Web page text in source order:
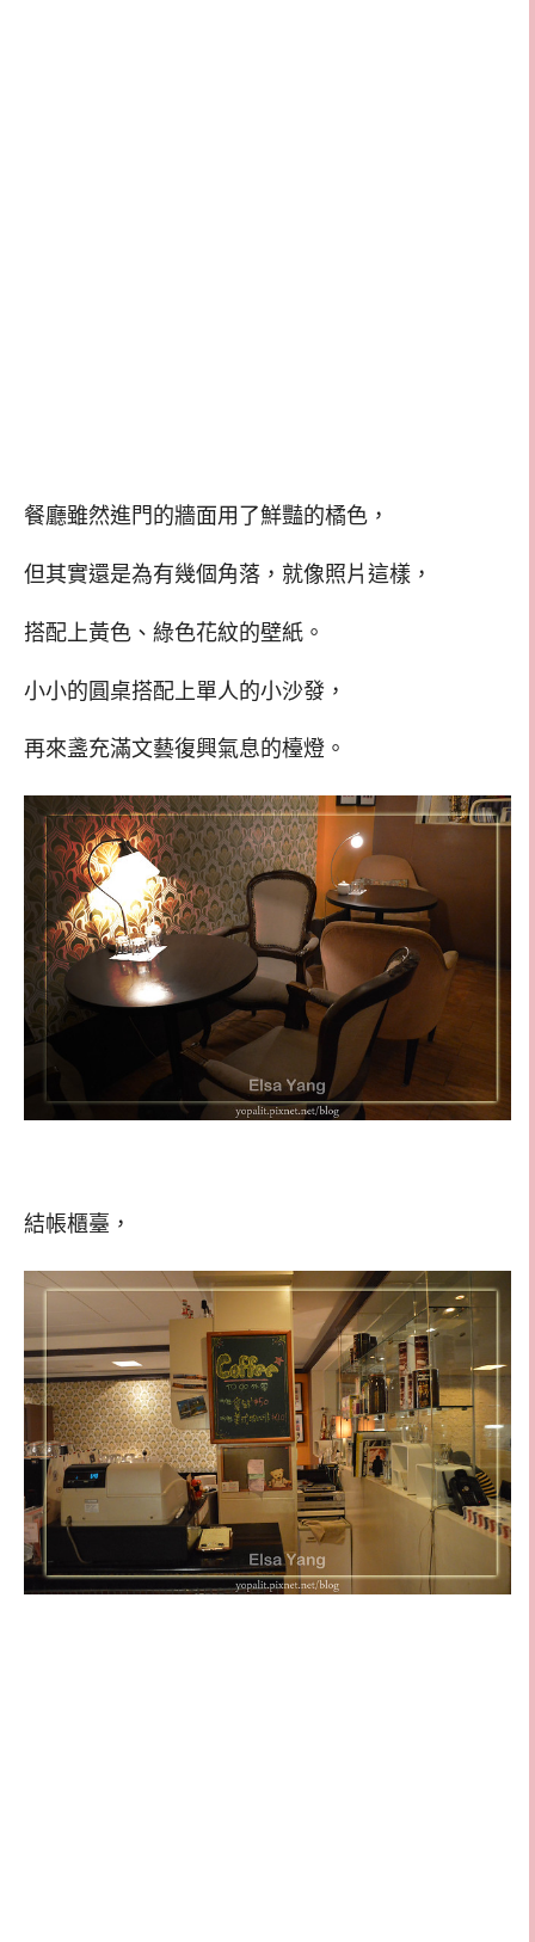
餐廳雖然進門的牆面用了鮮豔的橘色，
但其實還是為有幾個角落，就像照片這樣，
搭配上黃色、綠色花紋的壁紙。
小小的圓桌搭配上單人的小沙發，
再來盞充滿文藝復興氣息的檯燈。
結帳櫃臺，